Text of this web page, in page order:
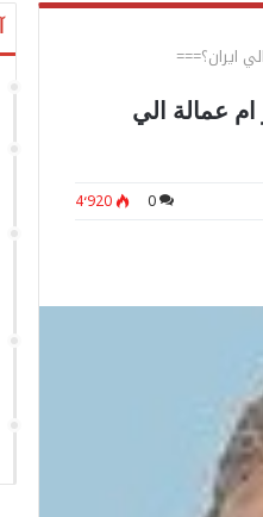
ايران؟===
عمالة الي
0 4٬920